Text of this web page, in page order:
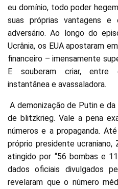
eu domínio, todo poder
suas próprias vantagens e
adversário. Ao longo do
Ucrânia, os EUA apostaram
financeiro – imensamente
E souberam criar, entre
instantânea e avassaladora.
A demonização de Putin e
de blitzkrieg. Vale a pena
números e a propaganda.
próprio presidente ucraniano,
atingido por “56 bombas e
dados oficiais divulgados
revelaram que o número